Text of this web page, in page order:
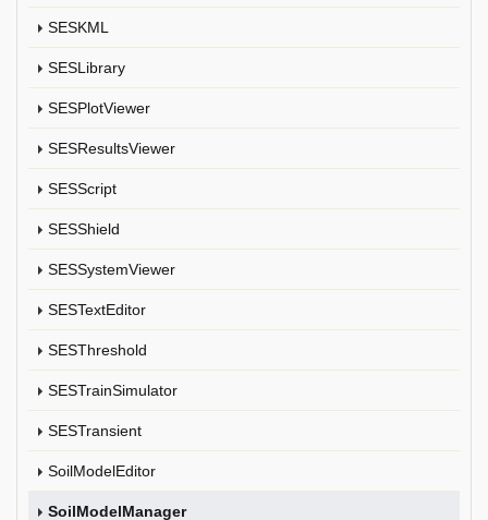
SESKML
SESLibrary
SESPlotViewer
SESResultsViewer
SESScript
SESShield
SESSystemViewer
SESTextEditor
SESThreshold
SESTrainSimulator
SESTransient
SoilModelEditor
SoilModelManager